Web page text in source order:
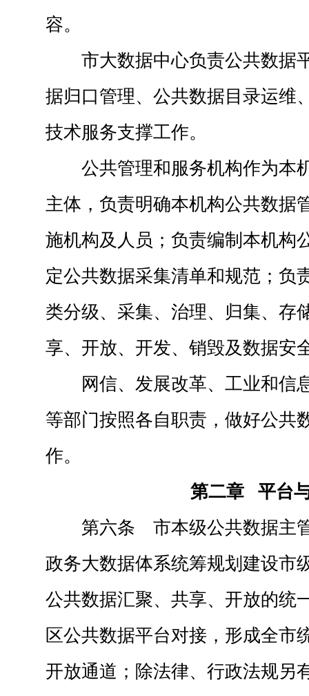
容。
市大数据中心负责公共数据
据归口管理、公共数据目录运维
技术服务支撑工作。
公共管理和服务机构作为本
主体，负责明确本机构公共数据
施机构及人员；负责编制本机构
定公共数据采集清单和规范；负
类分级、采集、治理、归集、存
享、开放、开发、销毁及数据安
网信、发展改革、工业和信
等部门按照各自职责，做好公共
作。
第二章 平台
第六条 市本级公共数据主
政务大数据体系统筹规划建设市
公共数据汇聚、共享、开放的统
区公共数据平台对接，形成全市
开放通道；除法律、行政法规另